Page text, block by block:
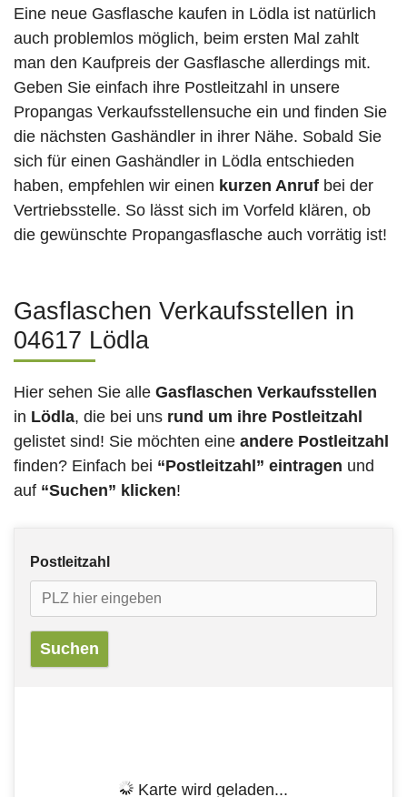
Eine neue Gasflasche kaufen in Lödla ist natürlich
auch problemlos möglich, beim ersten Mal zahlt
man den Kaufpreis der Gasflasche allerdings mit.
Geben Sie einfach ihre Postleitzahl in unsere
Propangas Verkaufsstellensuche ein und finden Sie
die nächsten Gashändler in ihrer Nähe. Sobald Sie
sich für einen Gashändler in Lödla entschieden
haben, empfehlen wir einen kurzen Anruf bei der
Vertriebsstelle. So lässt sich im Vorfeld klären, ob
die gewünschte Propangasflasche auch vorrätig ist!
Gasflaschen Verkaufsstellen in
04617 Lödla
Hier sehen Sie alle Gasflaschen Verkaufsstellen
in Lödla, die bei uns rund um ihre Postleitzahl
gelistet sind! Sie möchten eine andere Postleitzahl
finden? Einfach bei “Postleitzahl” eintragen und
auf “Suchen” klicken!
Postleitzahl
Karte wird geladen...